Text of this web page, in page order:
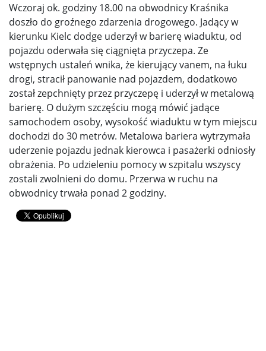
Wczoraj ok. godziny 18.00 na obwodnicy Kraśnika
doszło do groźnego zdarzenia drogowego. Jadący w
kierunku Kielc dodge uderzył w barierę wiaduktu, od
pojazdu oderwała się ciągnięta przyczepa. Ze
wstępnych ustaleń wnika, że kierujący vanem, na łuku
drogi, stracił panowanie nad pojazdem, dodatkowo
został zepchnięty przez przyczepę i uderzył w metalową
barierę. O dużym szczęściu mogą mówić jadące
samochodem osoby, wysokość wiaduktu w tym miejscu
dochodzi do 30 metrów. Metalowa bariera wytrzymała
uderzenie pojazdu jednak kierowca i pasażerki odniosły
obrażenia. Po udzieleniu pomocy w szpitalu wszyscy
zostali zwolnieni do domu. Przerwa w ruchu na
obwodnicy trwała ponad 2 godziny.